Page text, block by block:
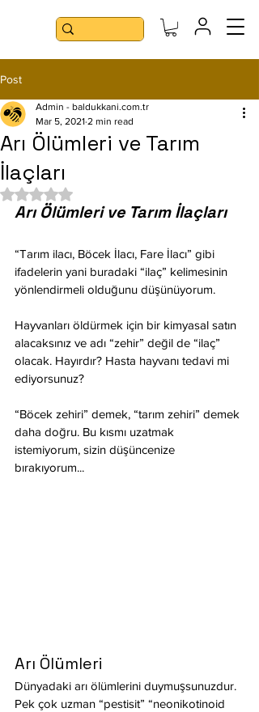
Post
Arı Ölümleri ve Tarım
İlaçları
Admin - baldukkani.com.tr
Mar 5, 2021 2 min read
Rated NaN out of 5 stars.
Arı Ölümleri ve Tarım İlaçları
“Tarım ilacı, Böcek İlacı, Fare İlacı” gibi
ifadelerin yani buradaki “ilaç” kelimesinin
yönlendirmeli olduğunu düşünüyorum.
Hayvanları öldürmek için bir kimyasal satın
alacaksınız ve adı “zehir” değil de “ilaç”
olacak. Hayırdır? Hasta hayvanı tedavi mi
ediyorsunuz?
“Böcek zehiri” demek, “tarım zehiri” demek
daha doğru. Bu kısmı uzatmak
istemiyorum, sizin düşüncenize
bırakıyorum...
Arı Ölümleri
Dünyadaki arı ölümlerini duymuşsunuzdur.
Pek çok uzman “pestisit” “neonikotinoid